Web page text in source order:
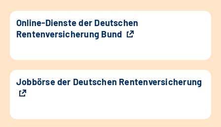
Online-Dienste der Deutschen
Rentenversicherung Bund
Jobbörse der Deutschen Rentenversicherung